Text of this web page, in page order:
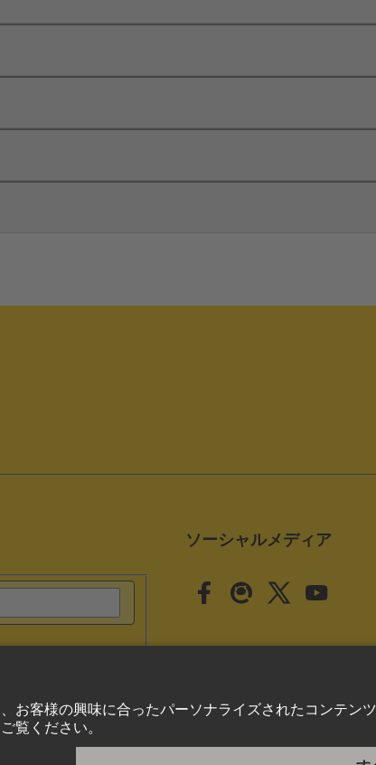
ソーシャルメディア
取引条件